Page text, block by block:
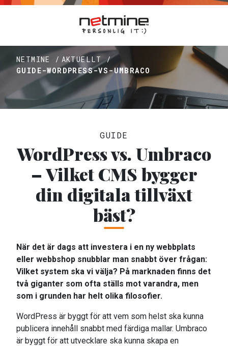
NETMINE / AKTUELLT /
GUIDE-WORDPRESS-VS-UMBRACO
GUIDE
WordPress vs. Umbraco
– Vilket CMS bygger
din digitala tillväxt
bäst?
När det är dags att investera i en ny webbplats
eller webbshop snubblar man snabbt över frågan:
Vilket system ska vi välja? På marknaden finns det
två giganter som ofta ställs mot varandra, men
som i grunden har helt olika filosofier.
WordPress är byggt för att vem som helst ska kunna
publicera innehåll snabbt med färdiga mallar. Umbraco
är byggt för att utvecklare ska kunna skapa en